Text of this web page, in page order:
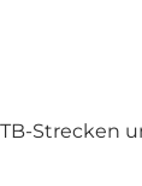
Strecken